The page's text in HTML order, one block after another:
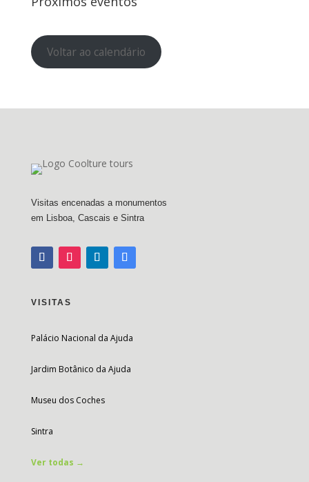
Voltar ao calendário
Visitas encenadas a monumentos
em Lisboa, Cascais e Sintra
VISITAS
Palácio Nacional da Ajuda
Jardim Botânico da Ajuda
Museu dos Coches
Sintra
Ver todas →